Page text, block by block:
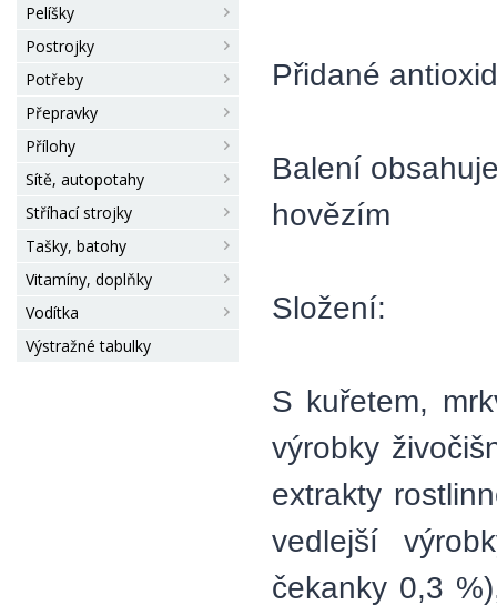
Pelíšky
Postrojky
Potřeby
Přepravky
Přílohy
Sítě, autopotahy
Stříhací strojky
Tašky, batohy
Vitamíny, doplňky
Vodítka
Výstražné tabulky
Přidané
Balení
hovězím
Složení:
S kuřetem,
výrobky
extrakty
vedlejší
čekanky 0,3